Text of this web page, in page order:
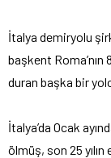
İtalya demiryolu
başkent
duran başka bir
İtalya’da Ocak
ölmüş, son 25